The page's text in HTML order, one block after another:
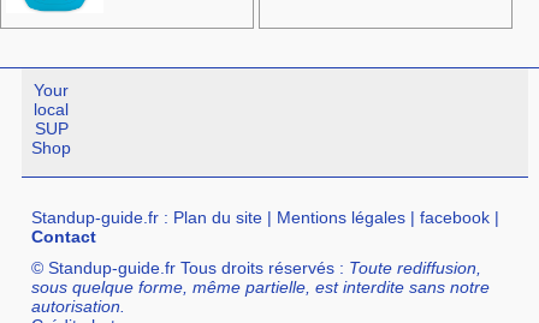
Your
local
SUP
Shop
Standup-guide.fr : Plan du site | Mentions légales |facebook |
Contact
© Standup-guide.fr Tous droits réservés : Toute rediffusion,
sous quelque forme, même partielle, est interdite sans notre
autorisation.